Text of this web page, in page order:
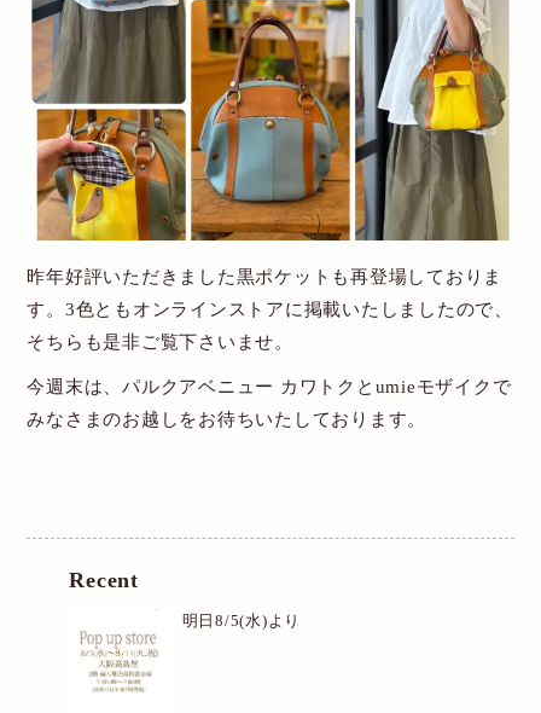
昨年好評いただきました黒ポケットも再登場しておりま
す。3色ともオンラインストアに掲載いたしましたので、
そちらも是非ご覧下さいませ。
今週末は、パルクアベニュー カワトクとumieモザイクで
みなさまのお越しをお待ちいたしております。
Recent
明日8/5(水)より